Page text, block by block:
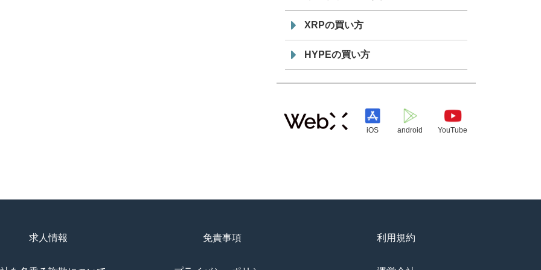
XRPの買い方
HYPEの買い方
iOS android YouTube
求人情報 免責事項 利用規約